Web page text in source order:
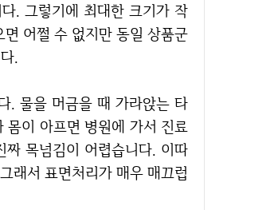
어쩔 수 없지만 동일 상품군
.
몸이 아프면 병원에 가서 진료
목넘김이 어렵습니다. 이따
래서 표면처리가 매우 매끄럽